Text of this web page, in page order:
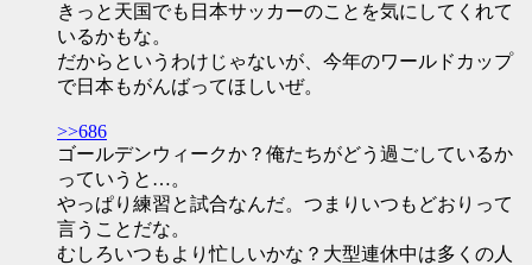
きっと天国でも日本サッカーのことを気にしてくれて
いるかもな。
だからというわけじゃないが、今年のワールドカップ
で日本もがんばってほしいぜ。
>>686
ゴールデンウィークか？俺たちがどう過ごしているか
っていうと…。
やっぱり練習と試合なんだ。つまりいつもどおりって
言うことだな。
むしろいつもより忙しいかな？大型連休中は多くの人